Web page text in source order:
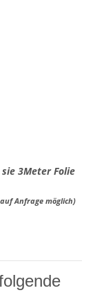
3Meter Folie
Anfrage möglich)